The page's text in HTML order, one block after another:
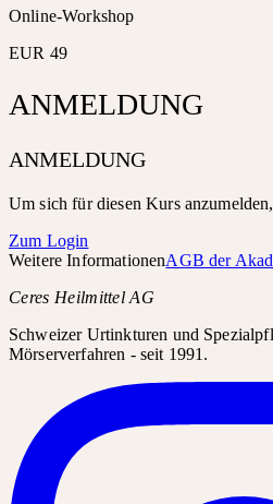
Online-Workshop
EUR 49
ANMELDUNG
ANMELDUNG
Um sich für diesen Kurs
Zum Login
Weitere InformationenAGB der
Ceres Heilmittel AG
Schweizer Urtinkturen und
Mörserverfahren - seit 1991.